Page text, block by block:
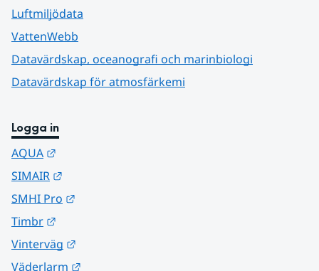
Luftmiljödata
VattenWebb
Datavärdskap, oceanografi och marinbiologi
Datavärdskap för atmosfärkemi
Logga in
AQUA
SIMAIR
SMHI Pro
Timbr
Vinterväg
Väderlarm